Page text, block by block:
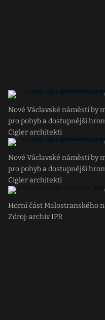
Nové Václavské náměstí by
pro pohyb a dostupnější
Cigler architekti
Nové Václavské náměstí by
pro pohyb a dostupnější
Cigler architekti
Horní část Malostranského
Zdroj: archiv IPR